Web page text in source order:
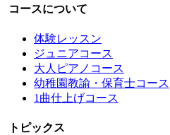
コースについて
体験レッスン
ジュニアコース
大人ピアノコース
幼稚園教諭・保育士コース
1曲仕上げコース
トピックス